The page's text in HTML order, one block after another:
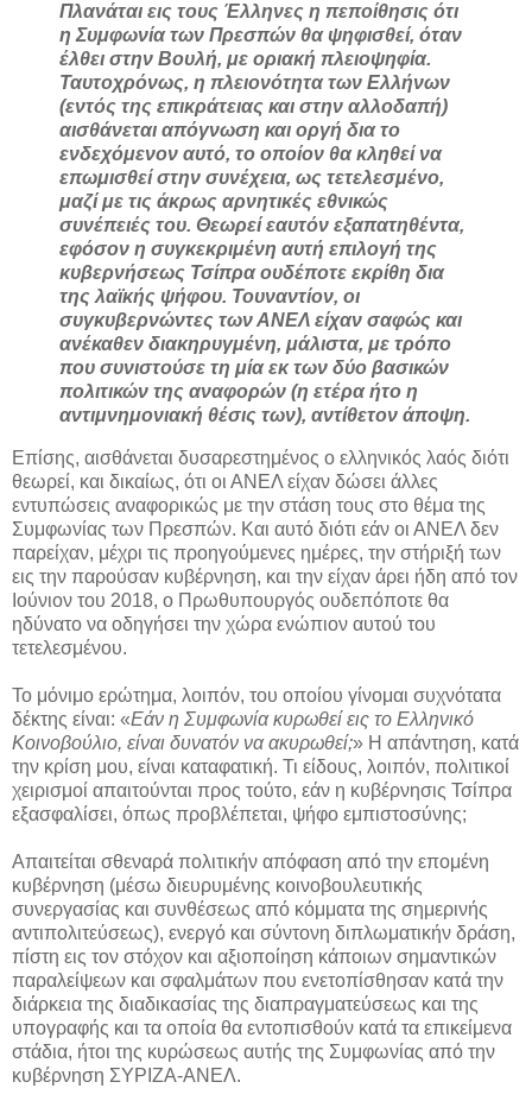
Πλανάται εις τους Έλληνες η πεποίθησις ότι
η Συμφωνία των Πρεσπών θα ψηφισθεί, όταν
έλθει στην Βουλή, με οριακή πλειοψηφία.
Ταυτοχρόνως, η πλειονότητα των Ελλήνων
(εντός της επικράτειας και στην αλλοδαπή)
αισθάνεται απόγνωση και οργή δια το
ενδεχόμενον αυτό, το οποίον θα κληθεί να
επωμισθεί στην συνέχεια, ως τετελεσμένο,
μαζί με τις άκρως αρνητικές εθνικώς
συνέπειές του. Θεωρεί εαυτόν εξαπατηθέντα,
εφόσον η συγκεκριμένη αυτή επιλογή της
κυβερνήσεως Τσίπρα ουδέποτε εκρίθη δια
της λαϊκής ψήφου. Τουναντίον, οι
συγκυβερνώντες των ΑΝΕΛ είχαν σαφώς και
ανέκαθεν διακηρυγμένη, μάλιστα, με τρόπο
που συνιστούσε τη μία εκ των δύο βασικών
πολιτικών της αναφορών (η ετέρα ήτο η
αντιμνημονιακή θέσις των), αντίθετον άποψη.
Επίσης, αισθάνεται δυσαρεστημένος ο ελληνικός λαός διότι
θεωρεί, και δικαίως, ότι οι ΑΝΕΛ είχαν δώσει άλλες
εντυπώσεις αναφορικώς με την στάση τους στο θέμα της
Συμφωνίας των Πρεσπών. Και αυτό διότι εάν οι ΑΝΕΛ δεν
παρείχαν, μέχρι τις προηγούμενες ημέρες, την στήριξή των
εις την παρούσαν κυβέρνηση, και την είχαν άρει ήδη από τον
Ιούνιον του 2018, ο Πρωθυπουργός ουδεπόποτε θα
ηδύνατο να οδηγήσει την χώρα ενώπιον αυτού του
τετελεσμένου.
Το μόνιμο ερώτημα, λοιπόν, του οποίου γίνομαι συχνότατα
δέκτης είναι: «Εάν η Συμφωνία κυρωθεί εις το Ελληνικό
Κοινοβούλιο, είναι δυνατόν να ακυρωθεί;» H απάντηση, κατά
την κρίση μου, είναι καταφατική. Τι είδους, λοιπόν, πολιτικοί
χειρισμοί απαιτούνται προς τούτο, εάν η κυβέρνησις Τσίπρα
εξασφαλίσει, όπως προβλέπεται, ψήφο εμπιστοσύνης;
Απαιτείται σθεναρά πολιτικήν απόφαση από την επομένη
κυβέρνηση (μέσω διευρυμένης κοινοβουλευτικής
συνεργασίας και συνθέσεως από κόμματα της σημερινής
αντιπολιτεύσεως), ενεργό και σύντονη διπλωματικήν δράση,
πίστη εις τον στόχον και αξιοποίηση κάποιων σημαντικών
παραλείψεων και σφαλμάτων που ενετοπίσθησαν κατά την
διάρκεια της διαδικασίας της διαπραγματεύσεως και της
υπογραφής και τα οποία θα εντοπισθούν κατά τα επικείμενα
στάδια, ήτοι της κυρώσεως αυτής της Συμφωνίας από την
κυβέρνηση ΣΥΡΙΖΑ-ΑΝΕΛ.